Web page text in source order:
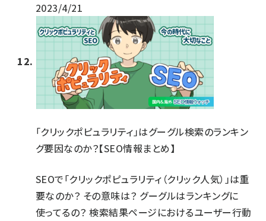
2023/4/21
「クリックポピュラリティ」はグーグル検索のランキン
グ要因なのか？【SEO情報まとめ】
SEOで「クリックポピュラリティ（クリック人気）」は重
要なのか？ その意味は？ グーグルはランキングに
使ってるの？ 検索結果ページにおけるユーザー行動